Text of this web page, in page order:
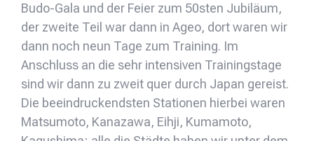
Budo-Gala und der Feier zum 50sten Jubiläum,
der zweite Teil war dann in Ageo, dort waren wir
dann noch neun Tage zum Training. Im
Anschluss an die sehr intensiven Trainingstage
sind wir dann zu zweit quer durch Japan gereist.
Die beeindruckendsten Stationen hierbei waren
Matsumoto, Kanazawa, Eihji, Kumamoto,